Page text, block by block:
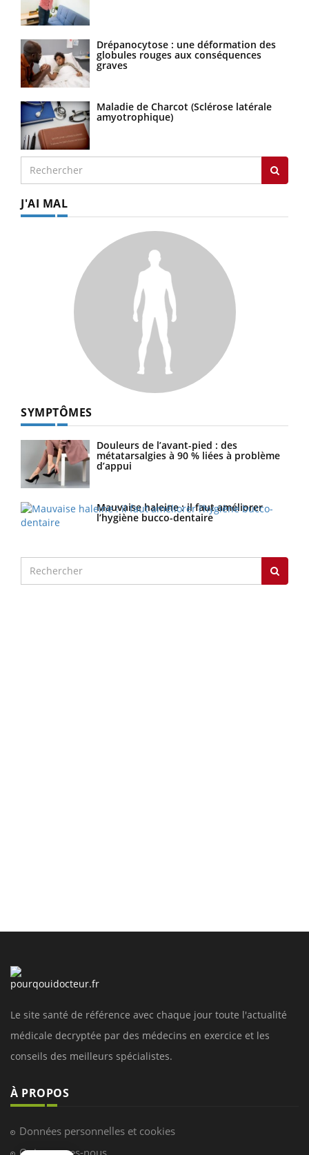
Drépanocytose : une déformation des
globules rouges aux conséquences
graves
Maladie de Charcot (Sclérose latérale
amyotrophique)
J'AI MAL
SYMPTÔMES
Douleurs de l’avant-pied : des
métatarsalgies à 90 % liées à problème
d’appui
Mauvaise haleine : il faut améliorer
l’hygiène bucco-dentaire
Le site santé de référence avec chaque jour toute l'actualité
médicale decryptée par des médecins en exercice et les
conseils des meilleurs spécialistes.
À PROPOS
Données personnelles et cookies
Qui sommes-nous